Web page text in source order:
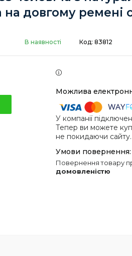
на довгому ремені
В наявності Код: 83812
У компанії
Тепер ви можете
не покидаючи сайту.
повернення товару
домовленістю